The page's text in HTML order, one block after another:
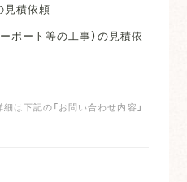
見積依頼
ポート等の工事）の見積依
は下記の「お問い合わせ内容」